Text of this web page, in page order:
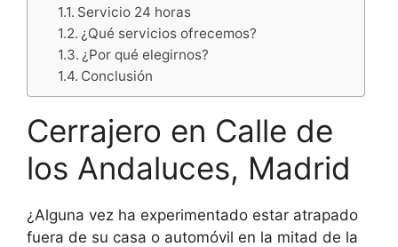
Servicio 24 horas
¿Qué servicios ofrecemos?
¿Por qué elegirnos?
Conclusión
Cerrajero en Calle de
los Andaluces, Madrid
¿Alguna vez ha experimentado estar atrapado
fuera de su casa o automóvil en la mitad de la